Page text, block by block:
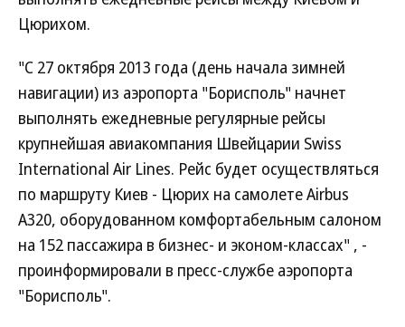
Цюрихом.
"С 27 октября 2013 года (день начала зимней
навигации) из аэропорта "Борисполь" начнет
выполнять ежедневные регулярные рейсы
крупнейшая авиакомпания Швейцарии Swiss
International Air Lines. Рейс будет осуществляться
по маршруту Киев - Цюрих на самолете Airbus
A320, оборудованном комфортабельным салоном
на 152 пассажира в бизнес- и эконом-классах" , -
проинформировали в пресс-службе аэропорта
"Борисполь".